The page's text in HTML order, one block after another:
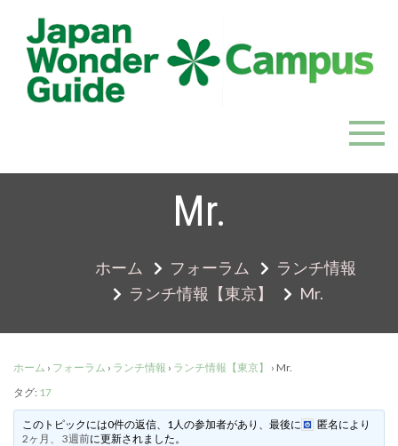
content
JapanWonderGuide Campus
「日本のガイドの質を世界一に」を目指すガイドコミ
Mr.
ホーム フォーラム
ランチ情報
ランチ情報【東京】
Mr.
ホーム › フォーラム › ランチ情報 › ランチ情報【東京】 › Mr.
タグ: 17
このトピックには0件の返信、1人の参加者があり、最後に 匿名 により
2ヶ月、 3週前に更新されました。